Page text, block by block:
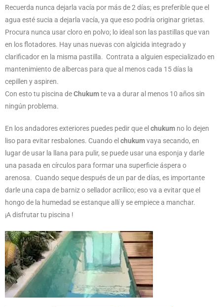
Recuerda nunca dejarla vacía por más de 2 días; es preferible que el
agua esté sucia a dejarla vacía, ya que eso podría originar grietas.
Procura nunca usar cloro en polvo; lo ideal son las pastillas que van
en los flotadores. Hay unas nuevas con algicida integrado y
clarificador en la misma pastilla. Contrata a alguien especializado en
mantenimiento de albercas para que al menos cada 15 días la
cepillen y aspiren.
Con esto tu piscina deChukumte va a durar al menos 10 años sin
ningún problema.
En los andadores exteriores puedes pedir que el chukum no lo dejen
liso para evitar resbalones. Cuando el chukumvaya secando, en
lugar de usar la llana para pulir, se puede usar una esponja y darle
una pasada en círculos para formar una superficie áspera o
arenosa. Cuando seque después de un par de días, es importante
darle una capa de barniz o sellador acrílico; eso va a evitar que el
hongo de la humedad se estanque allí y se empiece a manchar.
¡A disfrutar tu piscina !